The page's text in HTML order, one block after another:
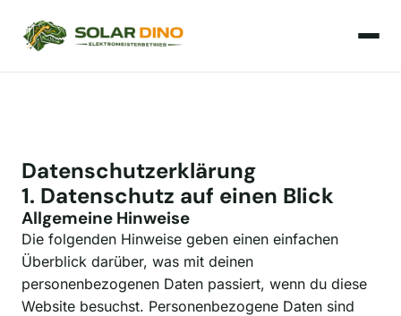
Datenschutzerklärung
1. Datenschutz auf einen Blick
Allgemeine Hinweise
Die folgenden Hinweise geben einen einfachen
Überblick darüber, was mit deinen
personenbezogenen Daten passiert, wenn du diese
Website besuchst. Personenbezogene Daten sind